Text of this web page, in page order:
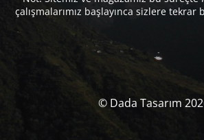
çalışmalarımız başlayınca sizlere tekrar
© Dada Tasarım